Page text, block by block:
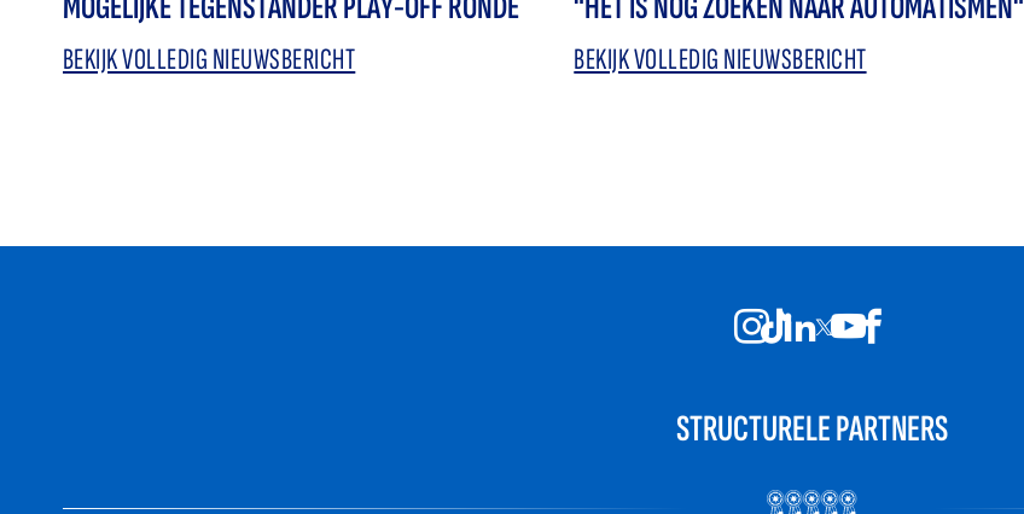
BEKIJK VOLLEDIG NIEUWSBERICHT BEKIJK VOLLEDIG NIEUWSBERICHT
STRUCTURELE PARTNERS